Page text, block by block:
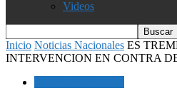
Videos
Inicio Noticias Nacionales ES
INTERVENCION EN CONTRA